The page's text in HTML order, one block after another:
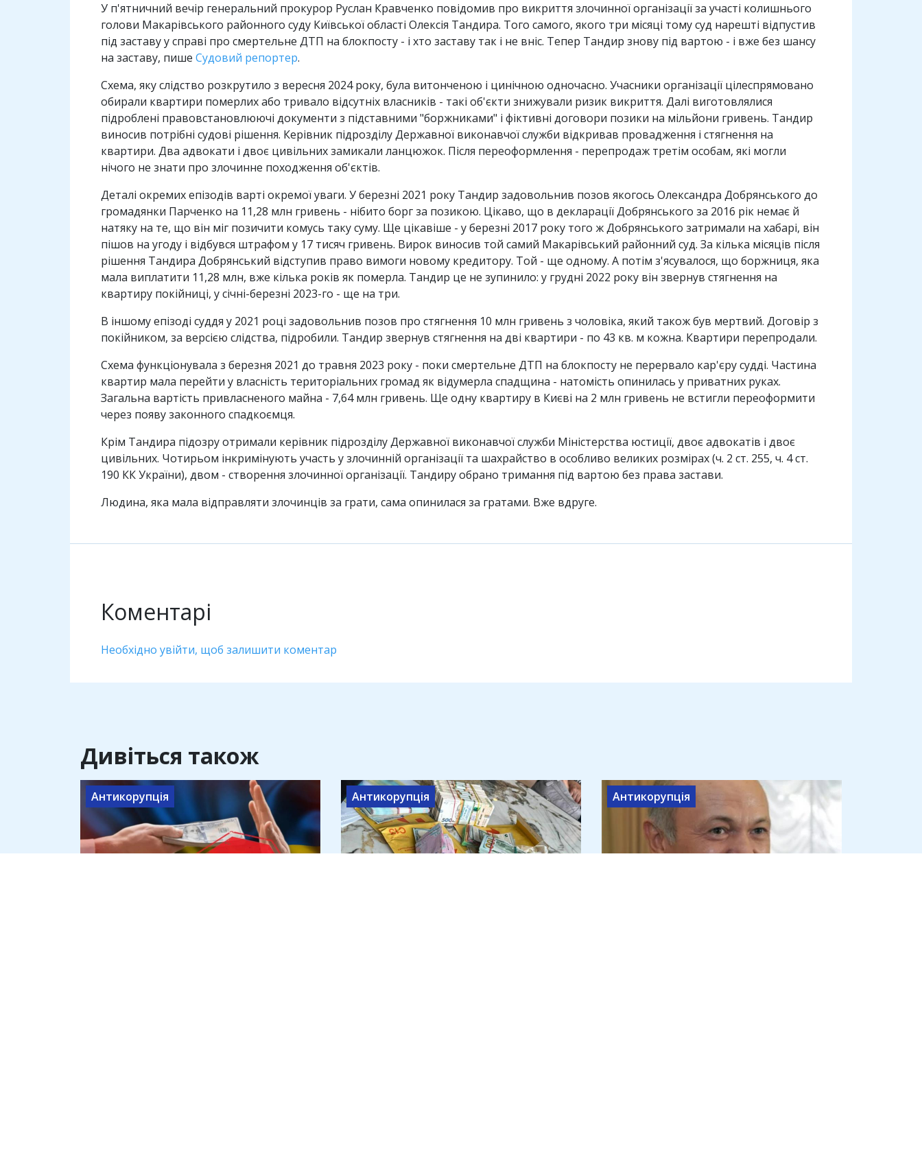
У п'ятничний вечір генеральний прокурор Руслан Кравченко повідомив про викриття злочинної організації за участі колишнього
голови Макарівського районного суду Київської області Олексія Тандира. Того самого, якого три місяці тому суд нарешті відпустив
під заставу у справі про смертельне ДТП на блокпосту - і хто заставу так і не вніс. Тепер Тандир знову під вартою - і вже без шансу
на заставу, пише Судовий репортер.
Схема, яку слідство розкрутило з вересня 2024 року, була витонченою і цинічною одночасно. Учасники організації цілеспрямовано
обирали квартири померлих або тривало відсутніх власників - такі об'єкти знижували ризик викриття. Далі виготовлялися
підроблені правовстановлюючі документи з підставними "боржниками" і фіктивні договори позики на мільйони гривень. Тандир
виносив потрібні судові рішення. Керівник підрозділу Державної виконавчої служби відкривав провадження і стягнення на
квартири. Два адвокати і двоє цивільних замикали ланцюжок. Після переоформлення - перепродаж третім особам, які могли
нічого не знати про злочинне походження об'єктів.
Деталі окремих епізодів варті окремої уваги. У березні 2021 року Тандир задовольнив позов якогось Олександра Добрянського до
громадянки Парченко на 11,28 млн гривень - нібито борг за позикою. Цікаво, що в декларації Добрянського за 2016 рік немає й
натяку на те, що він міг позичити комусь таку суму. Ще цікавіше - у березні 2017 року того ж Добрянського затримали на хабарі, він
пішов на угоду і відбувся штрафом у 17 тисяч гривень. Вирок виносив той самий Макарівський районний суд. За кілька місяців після
рішення Тандира Добрянський відступив право вимоги новому кредитору. Той - ще одному. А потім з'ясувалося, що боржниця, яка
мала виплатити 11,28 млн, вже кілька років як померла. Тандир це не зупинило: у грудні 2022 року він звернув стягнення на
квартиру покійниці, у січні-березні 2023-го - ще на три.
В іншому епізоді суддя у 2021 році задовольнив позов про стягнення 10 млн гривень з чоловіка, який також був мертвий. Договір з
покійником, за версією слідства, підробили. Тандир звернув стягнення на дві квартири - по 43 кв. м кожна. Квартири перепродали.
Схема функціонувала з березня 2021 до травня 2023 року - поки смертельне ДТП на блокпосту не перервало кар'єру судді. Частина
квартир мала перейти у власність територіальних громад як відумерла спадщина - натомість опинилась у приватних руках.
Загальна вартість привласненого майна - 7,64 млн гривень. Ще одну квартиру в Києві на 2 млн гривень не встигли переоформити
через появу законного спадкоємця.
Крім Тандира підозру отримали керівник підрозділу Державної виконавчої служби Міністерства юстиції, двоє адвокатів і двоє
цивільних. Чотирьом інкримінують участь у злочинній організації та шахрайство в особливо великих розмірах (ч. 2 ст. 255, ч. 4 ст.
190 КК України), двом - створення злочинної організації. Тандиру обрано тримання під вартою без права застави.
Людина, яка мала відправляти злочинців за грати, сама опинилася за гратами. Вже вдруге.
Коментарі
Необхідно увійти, щоб залишити коментар
Дивіться також
Антикорупція Антикорупція Антикорупція